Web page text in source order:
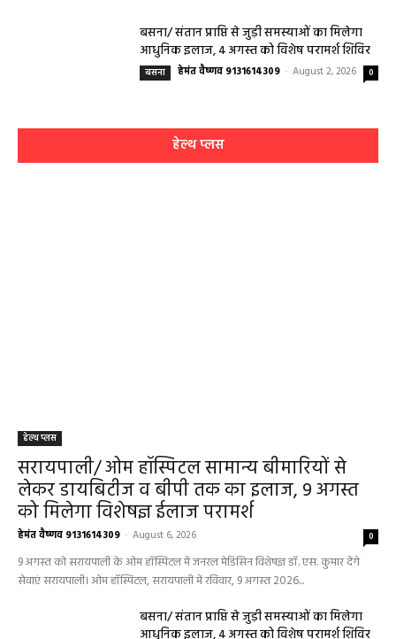
बसना/ संतान प्राप्ति से जुड़ी समस्याओं का मिलेगा
आधुनिक इलाज, 4 अगस्त को विशेष परामर्श शिविर
बसना हेमंत वैष्णव 9131614309 - August 2, 2026 0
हेल्थ प्लस
हेल्थ प्लस
सरायपाली/ ओम हॉस्पिटल सामान्य बीमारियों से
लेकर डायबिटीज व बीपी तक का इलाज, 9 अगस्त
को मिलेगा विशेषज्ञ ईलाज परामर्श
हेमंत वैष्णव 9131614309 - August 6, 2026 0
9 अगस्त को सरायपाली के ओम हॉस्पिटल में जनरल मेडिसिन विशेषज्ञ डॉ. एस. कुमार देंगे
सेवाएं सरायपाली। ओम हॉस्पिटल, सरायपाली में रविवार, 9 अगस्त 2026...
बसना/ संतान प्राप्ति से जुड़ी समस्याओं का मिलेगा